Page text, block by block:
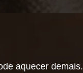
aquecer demais.